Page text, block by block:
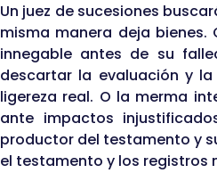
Un juez de sucesiones
misma manera deja
innegable antes de su
descartar la evaluación y
ligereza real. O la merma
ante impactos
productor del testamento y
el testamento y los registros